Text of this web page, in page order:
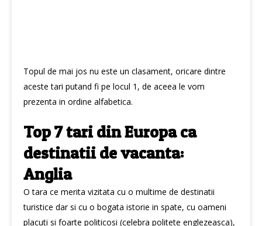
Topul de mai jos nu este un clasament, oricare dintre
aceste tari putand fi pe locul 1, de aceea le vom
prezenta in ordine alfabetica.
Top 7 tari din Europa ca
destinatii de vacanta:
Anglia
O tara ce merita vizitata cu o multime de destinatii
turistice dar si cu o bogata istorie in spate, cu oameni
placuti si foarte politicosi (celebra politete englezeasca),